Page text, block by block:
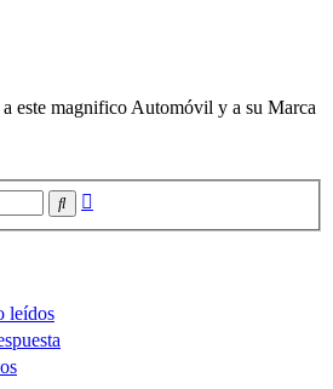
este magnifico Automóvil y a su Marca
Buscar
leídos